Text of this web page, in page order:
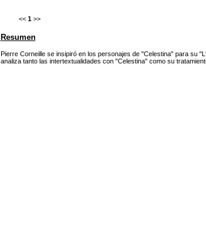
<< 1 >>
Resumen
Pierre Corneille se insipiró en los personajes de "Celestina" para su
analiza tanto las intertextualidades con "Celestina" como su